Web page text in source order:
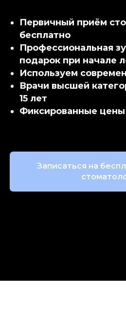
Первичный приём
бесплатно
Профессиональная
подарок при начале
Используем
Врачи высшей
15 лет
Фиксированные цены
Записаться на